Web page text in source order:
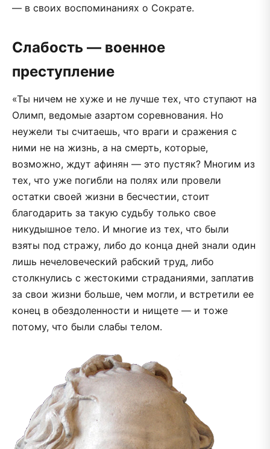
— в своих воспоминаниях о Сократе.
Слабость — военное
преступление
«Ты ничем не хуже и не лучше тех, что ступают на
Олимп, ведомые азартом соревнования. Но
неужели ты считаешь, что враги и сражения с
ними не на жизнь, а на смерть, которые,
возможно, ждут афинян — это пустяк? Многим из
тех, что уже погибли на полях или провели
остатки своей жизни в бесчестии, стоит
благодарить за такую судьбу только свое
никудышное тело. И многие из тех, что были
взяты под стражу, либо до конца дней знали один
лишь нечеловеческий рабский труд, либо
столкнулись с жестокими страданиями, заплатив
за свои жизни больше, чем могли, и встретили ее
конец в обездоленности и нищете — и тоже
потому, что были слабы телом.